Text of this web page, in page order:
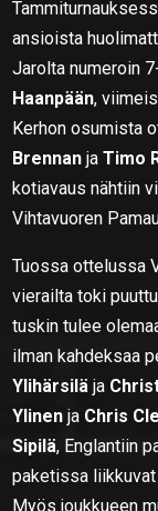
ansioista
Jarolta numeroin
Haanpään,
Kerhon osumista
Brennan jaTimo
kotiavaus nähtiin
Vihtavuoren
Tuossa ottelussa
vierailta toki
tuskin tulee
ilman kahdeksaa
Ylihärsilä ja
Ylinen ja Chris
Sipilä, Englantiin
paketissa liikkuvat
Myös joukkueen